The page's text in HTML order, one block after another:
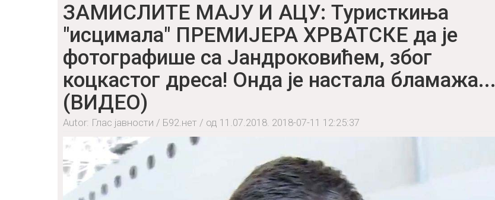
ЗАМИСЛИТЕ МАЈУ И АЦУ: Туристкиња
"исцимала" ПРЕМИЈЕРА ХРВАТСКЕ да је
фотографише са Јандроковићем, због
коцкастог дреса! Онда је настала бламажа...
(ВИДЕО)
Autor: Глас јавности / Б92.нет / од 11.07.2018. 2018-07-11 12:25:37